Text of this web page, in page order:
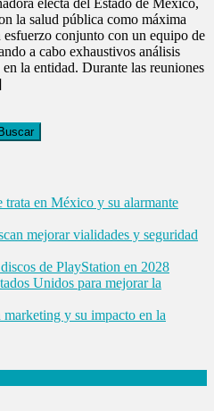
la salud pública como máxima
conjunto con un equipo de
a cabo exhaustivos análisis
la entidad. Durante las reuniones
trata en México y su alarmante
mejorar vialidades y seguridad
de PlayStation en 2028
Unidos para mejorar la
y su impacto en la